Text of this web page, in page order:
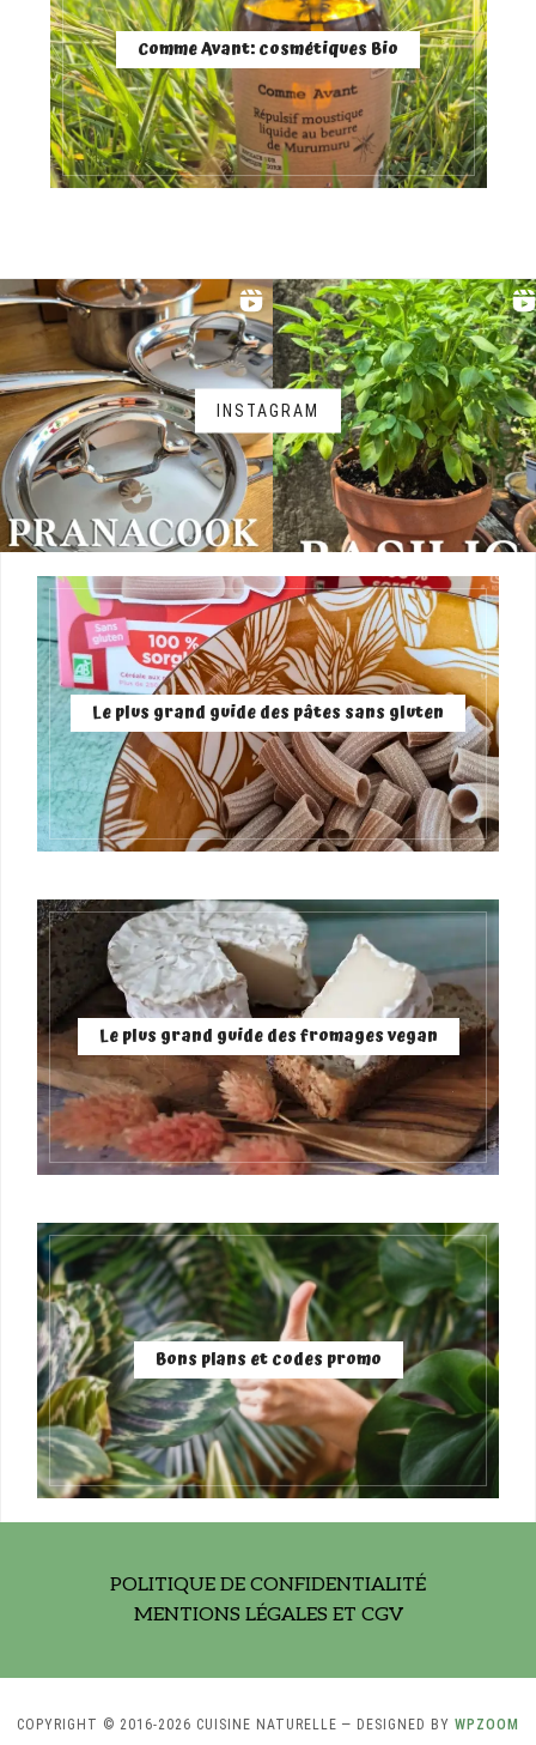
Comme Avant: cosmétiques Bio
INSTAGRAM
Le plus grand guide des pâtes sans gluten
Le plus grand guide des fromages vegan
Bons plans et codes promo
POLITIQUE DE CONFIDENTIALITÉ
MENTIONS LÉGALES ET CGV
COPYRIGHT © 2016-2026 CUISINE NATURELLE — DESIGNED BY WPZOOM